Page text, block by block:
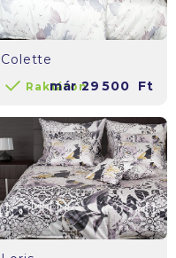
Colette
Raktáron
már29 500 Ft